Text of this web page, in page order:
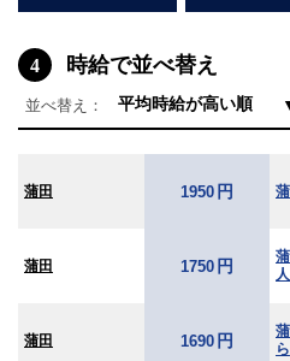
4 時給で並べ替え
並べ替え：
蒲田 1950 円
蒲田 1750 円
蒲田 1690 円
ら